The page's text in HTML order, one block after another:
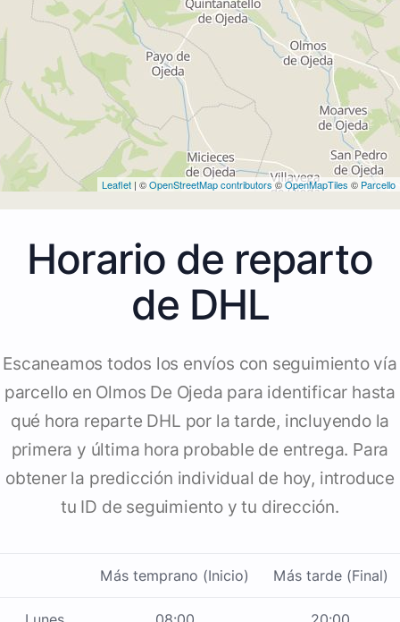
Leaflet | ©OpenStreetMap contributors©OpenMapTiles © Parcello
Horario de reparto
de DHL
Escaneamos todos los envíos con seguimiento vía
parcello en Olmos De Ojeda para identificar hasta
qué hora reparte DHL por la tarde, incluyendo la
primera y última hora probable de entrega. Para
obtener la predicción individual de hoy, introduce
tu ID de seguimiento y tu dirección.
Más temprano (Inicio) Más tarde (Final)